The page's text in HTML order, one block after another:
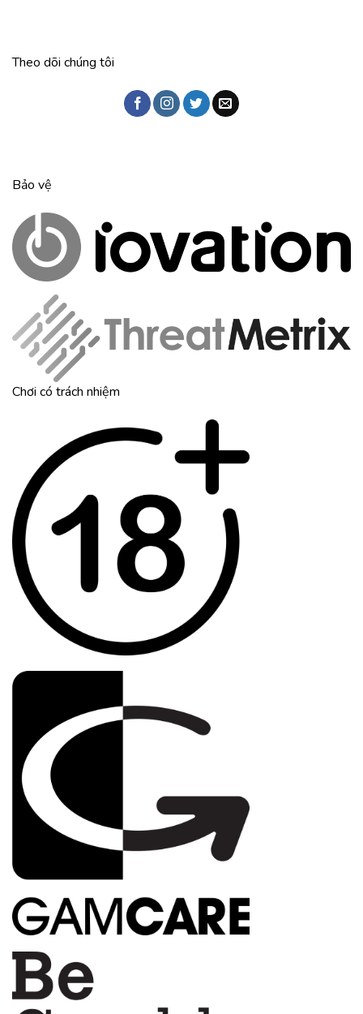
Theo dõi chúng tôi
Bảo vệ
Chơi có trách nhiệm